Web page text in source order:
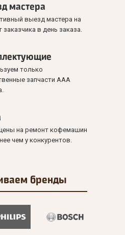
мастера
выезд мастера на
заказчика в день заказа.
только
запчасти ААА
на ремонт кофемашин
чем у конкурентов.
бренды